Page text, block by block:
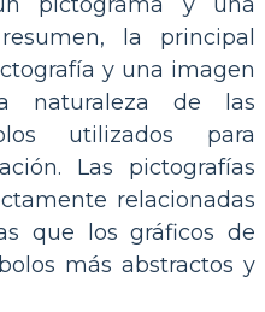
la principal
y una imagen
naturaleza de las
utilizados para
Las pictografías
relacionadas
que los gráficos de
más abstractos y